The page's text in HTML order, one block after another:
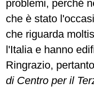
problemi, perché
che è stato
che riguarda
l'Italia e hanno
Ringrazio,
di Centro per il